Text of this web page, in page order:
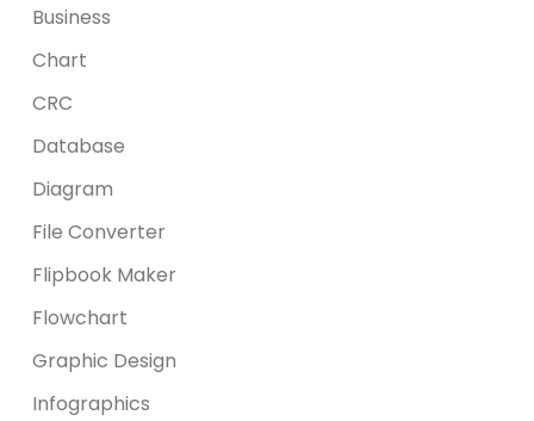
Business
Chart
CRC
Database
Diagram
File Converter
Flipbook Maker
Flowchart
Graphic Design
Infographics